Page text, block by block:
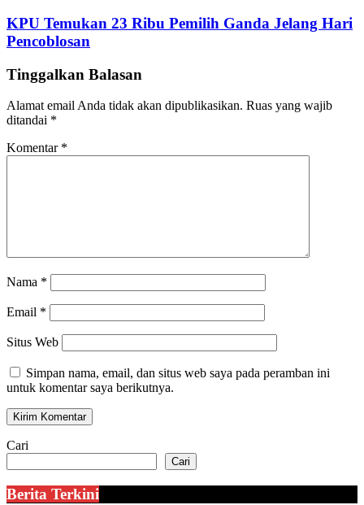
KPU Temukan 23 Ribu Pemilih Ganda Jelang Hari
Pencoblosan
Tinggalkan Balasan
Alamat email Anda tidak akan dipublikasikan. Ruas yang wajib
ditandai *
Komentar *
Nama *
Email *
Situs Web
Simpan nama, email, dan situs web saya pada peramban ini
untuk komentar saya berikutnya.
Cari
Cari
Berita Terkini